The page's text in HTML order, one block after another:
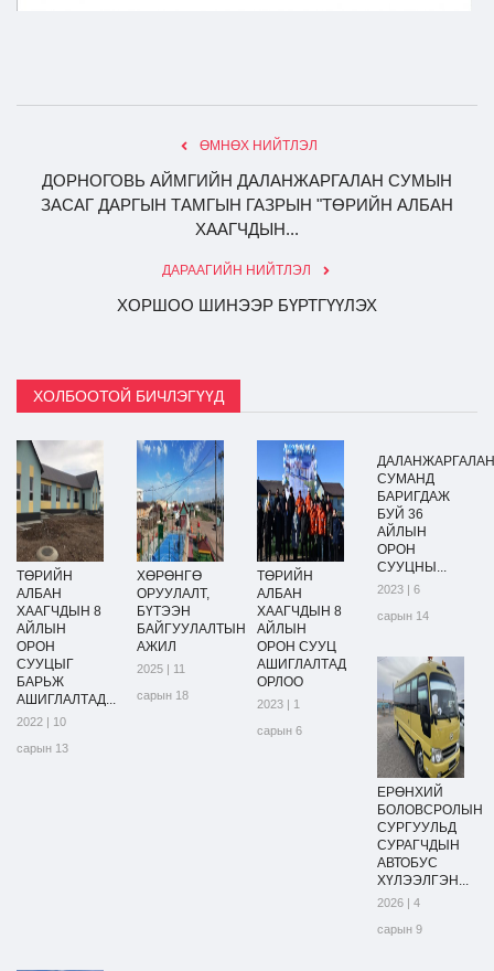
ӨМНӨХ НИЙТЛЭЛ
ДОРНОГОВЬ АЙМГИЙН ДАЛАНЖАРГАЛАН СУМЫН
ЗАСАГ ДАРГЫН ТАМГЫН ГАЗРЫН "ТӨРИЙН АЛБАН
ХААГЧДЫН...
ДАРААГИЙН НИЙТЛЭЛ
ХОРШОО ШИНЭЭР БҮРТГҮҮЛЭХ
ХОЛБООТОЙ БИЧЛЭГҮҮД
ТӨРИЙН
АЛБАН
ХААГЧДЫН 8
АЙЛЫН
ОРОН
СУУЦЫГ
БАРЬЖ
АШИГЛАЛТАД...
2022 | 10
сарын 13
ХӨРӨНГӨ
ОРУУЛАЛТ,
БҮТЭЭН
БАЙГУУЛАЛТЫН
АЖИЛ
2025 | 11
сарын 18
ТӨРИЙН
АЛБАН
ХААГЧДЫН 8
АЙЛЫН
ОРОН СУУЦ
АШИГЛАЛТАД
ОРЛОО
2023 | 1
сарын 6
ДАЛАНЖАРГАЛАН
СУМАНД
БАРИГДАЖ
БУЙ 36
АЙЛЫН
ОРОН
СУУЦНЫ...
2023 | 6
сарын 14
ЕРӨНХИЙ
БОЛОВСРОЛЫН
СУРГУУЛЬД
СУРАГЧДЫН
АВТОБУС
ХҮЛЭЭЛГЭН...
2026 | 4
сарын 9